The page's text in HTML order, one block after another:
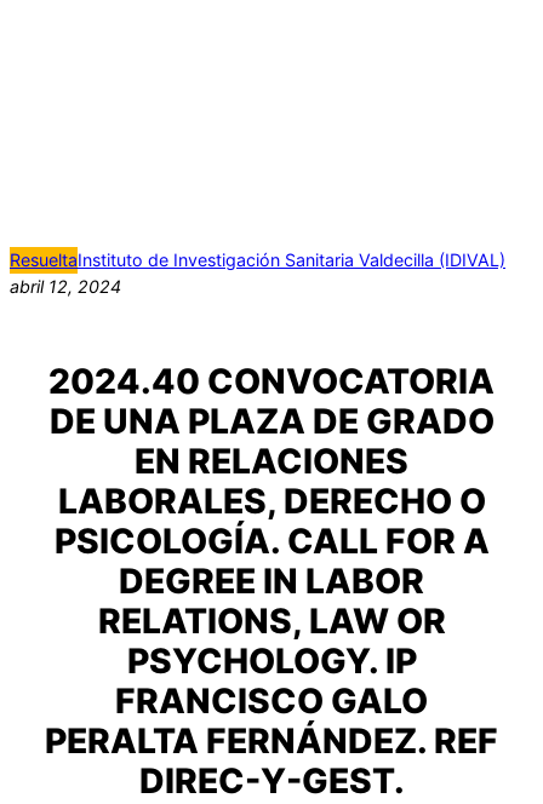
ResueltaInstituto de Investigación Sanitaria Valdecilla (IDIVAL)
abril 12, 2024
2024.40 CONVOCATORIA
DE UNA PLAZA DE GRADO
EN RELACIONES
LABORALES, DERECHO O
PSICOLOGÍA. CALL FOR A
DEGREE IN LABOR
RELATIONS, LAW OR
PSYCHOLOGY. IP
FRANCISCO GALO
PERALTA FERNÁNDEZ. REF
DIREC-Y-GEST.